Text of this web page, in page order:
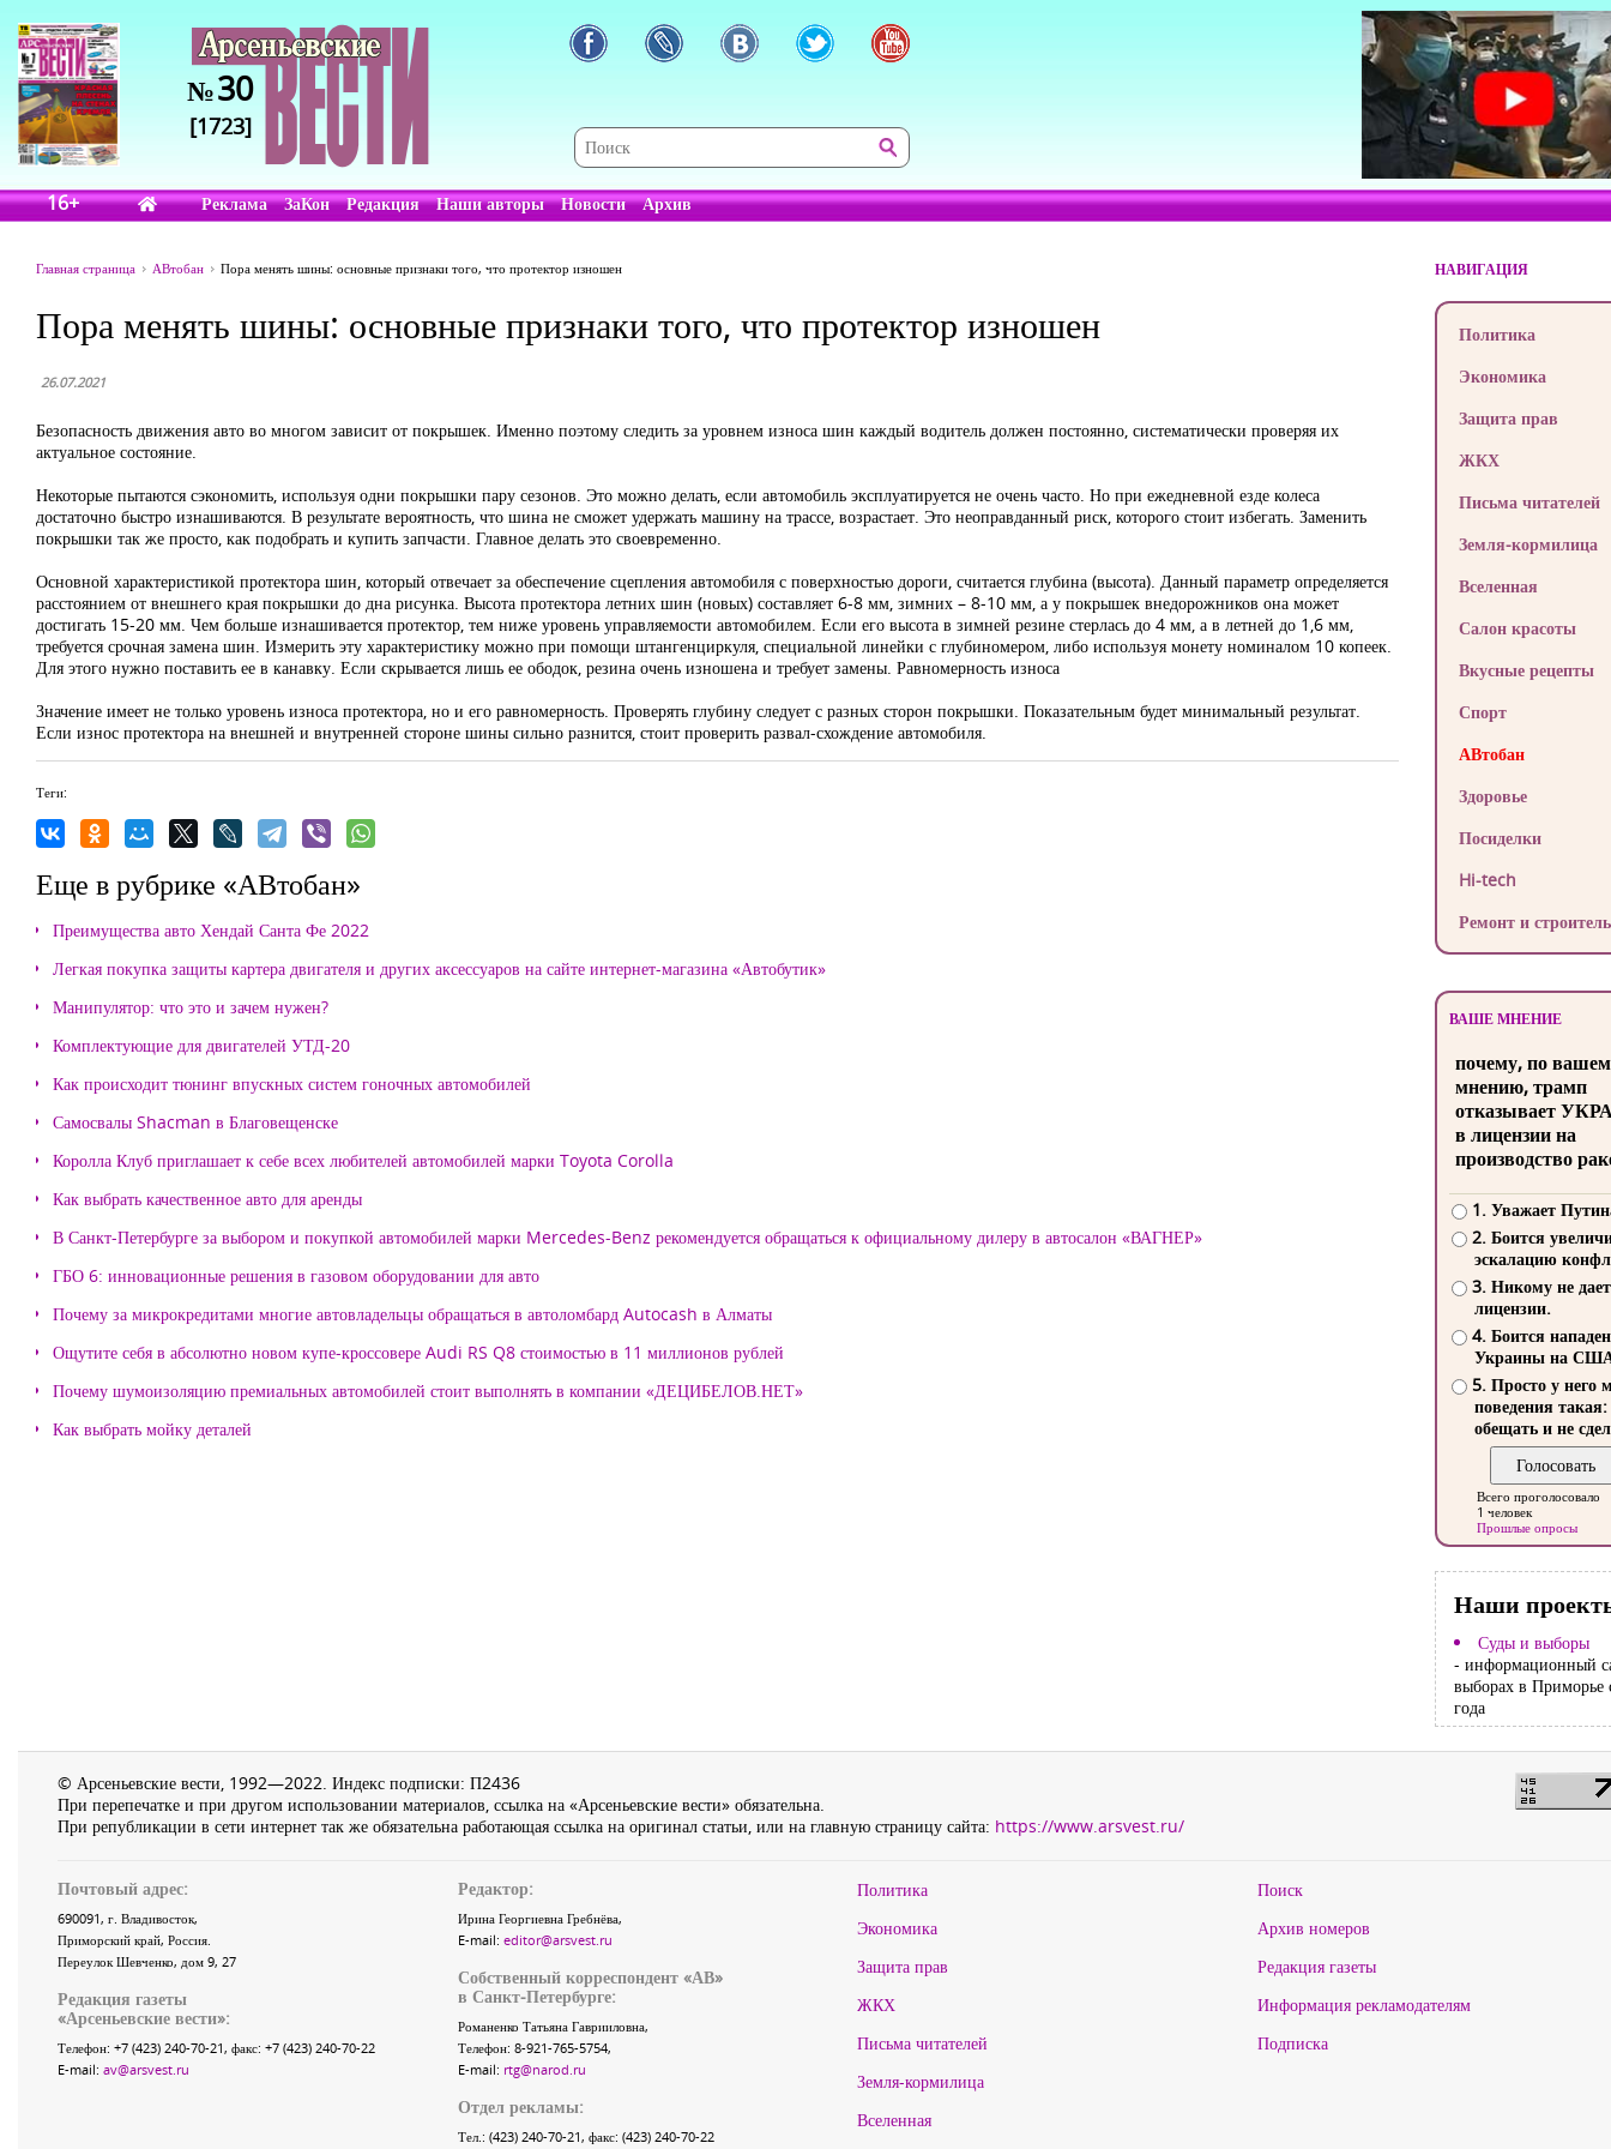
№30
[1723]
16+ Реклама ЗаКон Редакция Наши авторы Новости Архив
Главная страница АВтобан Пора менять шины: основные признаки того, что протектор изношен
Пора менять шины: основные признаки того, что протектор изношен
26.07.2021
Безопасность движения авто во многом зависит от покрышек. Именно поэтому следить за уровнем износа шин каждый водитель должен постоянно, систематически проверяя их
актуальное состояние.
Некоторые пытаются сэкономить, используя одни покрышки пару сезонов. Это можно делать, если автомобиль эксплуатируется не очень часто. Но при ежедневной езде колеса
достаточно быстро изнашиваются. В результате вероятность, что шина не сможет удержать машину на трассе, возрастает. Это неоправданный риск, которого стоит избегать. Заменить
покрышки так же просто, как подобрать и купить запчасти. Главное делать это своевременно.
Основной характеристикой протектора шин, который отвечает за обеспечение сцепления автомобиля с поверхностью дороги, считается глубина (высота). Данный параметр определяется
расстоянием от внешнего края покрышки до дна рисунка. Высота протектора летних шин (новых) составляет 6-8 мм, зимних – 8-10 мм, а у покрышек внедорожников она может
достигать 15-20 мм. Чем больше изнашивается протектор, тем ниже уровень управляемости автомобилем. Если его высота в зимней резине стерлась до 4 мм, а в летней до 1,6 мм,
требуется срочная замена шин. Измерить эту характеристику можно при помощи штангенциркуля, специальной линейки с глубиномером, либо используя монету номиналом 10 копеек.
Для этого нужно поставить ее в канавку. Если скрывается лишь ее ободок, резина очень изношена и требует замены. Равномерность износа
Значение имеет не только уровень износа протектора, но и его равномерность. Проверять глубину следует с разных сторон покрышки. Показательным будет минимальный результат.
Если износ протектора на внешней и внутренней стороне шины сильно разнится, стоит проверить развал-схождение автомобиля.
Теги:
Еще в рубрике «АВтобан»
Преимущества авто Хендай Санта Фе 2022
Легкая покупка защиты картера двигателя и других аксессуаров на сайте интернет-магазина «Автобутик»
Манипулятор: что это и зачем нужен?
Комплектующие для двигателей УТД-20
Как происходит тюнинг впускных систем гоночных автомобилей
Самосвалы Shacman в Благовещенске
Королла Клуб приглашает к себе всех любителей автомобилей марки Toyota Corolla
Как выбрать качественное авто для аренды
В Санкт-Петербурге за выбором и покупкой автомобилей марки Mercedes-Benz рекомендуется обращаться к официальному дилеру в автосалон «ВАГНЕР»
ГБО 6: инновационные решения в газовом оборудовании для авто
Почему за микрокредитами многие автовладельцы обращаться в автоломбард Autocash в Алматы
Ощутите себя в абсолютно новом купе-кроссовере Audi RS Q8 стоимостью в 11 миллионов рублей
Почему шумоизоляцию премиальных автомобилей стоит выполнять в компании «ДЕЦИБЕЛОВ.НЕТ»
Как выбрать мойку деталей
НАВИГАЦИЯ
Политика
Экономика
Защита прав
ЖКХ
Письма читателей
Земля-кормилица
Вселенная
Салон красоты
Вкусные рецепты
Спорт
АВтобан
Здоровье
Посиделки
Hi-tech
Ремонт и
ВАШЕ МНЕНИЕ
почему, по
мнению, трамп
отказывает
в лицензии на
производство
1. Уважает
2. Боится
эскалацию
3. Никому не
лицензии.
4. Боится
Украины на
5. Просто у него
поведения такая:
обещать и не
Всего проголосовало
1 человек
Прошлые опросы
Наши
Суды и выборы
- информационный
выборах в Приморье
года
© Арсеньевские вести, 1992—2022. Индекс подписки: П2436
При перепечатке и при другом использовании материалов, ссылка на «Арсеньевские вести» обязательна.
При републикации в сети интернет так же обязательна работающая ссылка на оригинал статьи, или на главную страницу сайта: https://www.arsvest.ru/
Почтовый адрес:
690091, г. Владивосток,
Приморский край, Россия.
Переулок Шевченко, дом 9, 27
Редакция газеты
«Арсеньевские вести»:
Телефон: +7 (423) 240-70-21, факс: +7 (423) 240-70-22
E-mail: av@arsvest.ru
Редактор:
Ирина Георгиевна Гребнёва,
E-mail: editor@arsvest.ru
Собственный корреспондент «АВ»
в Санкт-Петербурге:
Романенко Татьяна Гаврииловна,
Телефон: 8-921-765-5754,
E-mail: rtg@narod.ru
Отдел рекламы:
Тел.: (423) 240-70-21, факс: (423) 240-70-22
Политика
Экономика
Защита прав
ЖКХ
Письма читателей
Земля-кормилица
Вселенная
Поиск
Архив номеров
Редакция газеты
Информация рекламодателям
Подписка